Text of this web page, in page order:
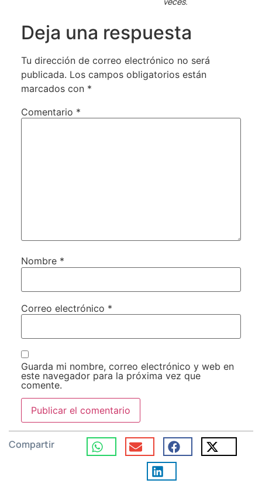
Deja una respuesta
Tu dirección de correo electrónico no será
publicada. Los campos obligatorios están
marcados con *
Comentario *
Nombre *
Correo electrónico *
Guarda mi nombre, correo electrónico y web en
este navegador para la próxima vez que
comente.
Compartir